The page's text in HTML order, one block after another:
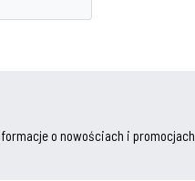
o nowościach i promocjach.